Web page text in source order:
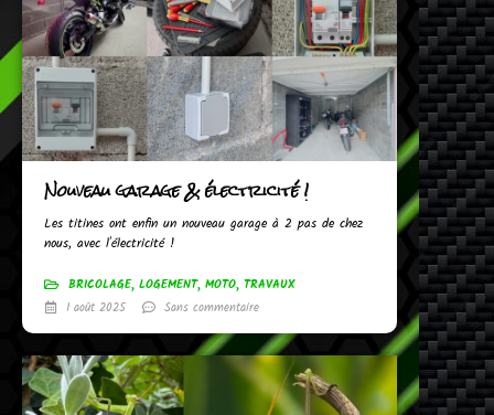
Nouveau garage & électricité !
Les titines ont enfin un nouveau garage à 2 pas de chez
nous, avec l'électricité !
BRICOLAGE, LOGEMENT, MOTO, TRAVAUX
1 août 2025
Sans commentaire